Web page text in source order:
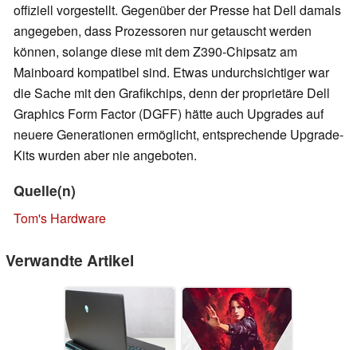
offiziell vorgestellt. Gegenüber der Presse hat Dell damals
angegeben, dass Prozessoren nur getauscht werden
können, solange diese mit dem Z390-Chipsatz am
Mainboard kompatibel sind. Etwas undurchsichtiger war
die Sache mit den Grafikchips, denn der proprietäre Dell
Graphics Form Factor (DGFF) hätte auch Upgrades auf
neuere Generationen ermöglicht, entsprechende Upgrade-
Kits wurden aber nie angeboten.
Quelle(n)
Tom's Hardware
Verwandte Artikel